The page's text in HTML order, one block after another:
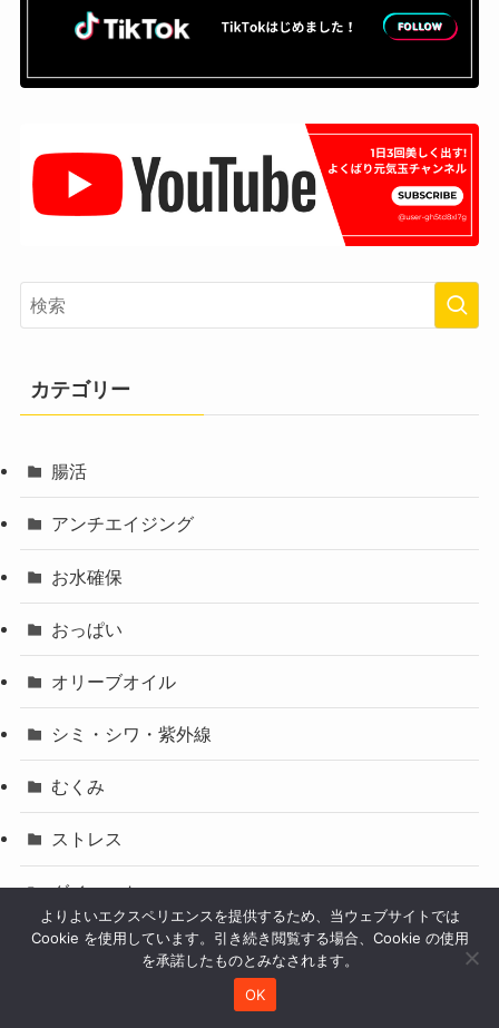
カテゴリー
腸活
アンチエイジング
お水確保
おっぱい
オリーブオイル
シミ・シワ・紫外線
むくみ
ストレス
ダイエット
ツヤ・くすみ
よりよいエクスペリエンスを提供するため、当ウェブサイトでは
Cookie を使用しています。引き続き閲覧する場合、Cookie の使用
を承諾したものとみなされます。
OK